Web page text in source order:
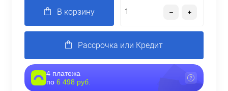
В корзину
Рассрочка или Кредит
4 платежа
по 6 498 руб.